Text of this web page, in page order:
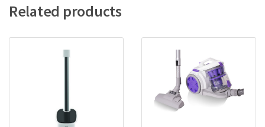
Related products